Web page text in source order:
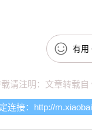
有用
请注明：文章转载自
连接： http://